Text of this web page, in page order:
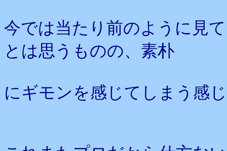
今では当たり前のように見
とは思うものの、素朴
にギモンを感じてしまう感